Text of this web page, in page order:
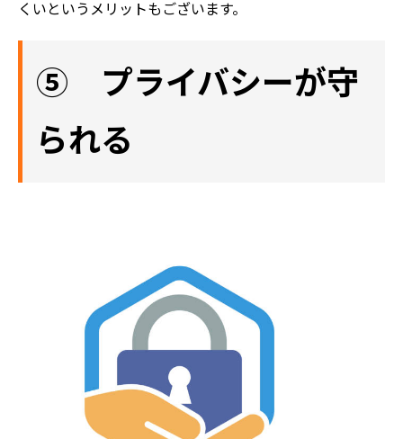
くいというメリットもございます。
⑤ プライバシーが守
られる